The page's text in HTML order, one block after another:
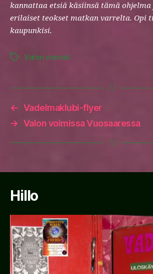
kannattaa etsiä käsiinsä tämä
erilaiset teokset matkan varrelta. Opi
kaupunkisi.
TagsValon voimat
← Vadelmaklubi-flyer
→ Valon voimissa Vuosaaressa
Hillo